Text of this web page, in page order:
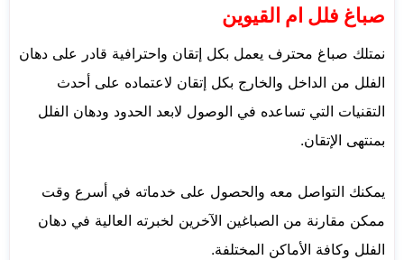
صباغ فلل ام القيوين
نمتلك صباغ محترف يعمل بكل إتقان واحترافية قادر على دهان
الفلل من الداخل والخارج بكل إتقان لاعتماده على أحدث
التقنيات التي تساعده في الوصول لابعد الحدود ودهان الفلل
بمنتهى الإتقان.
يمكنك التواصل معه والحصول على خدماته في أسرع وقت
ممكن مقارنة من الصباغين الآخرين لخبرته العالية في دهان
الفلل وكافة الأماكن المختلفة.